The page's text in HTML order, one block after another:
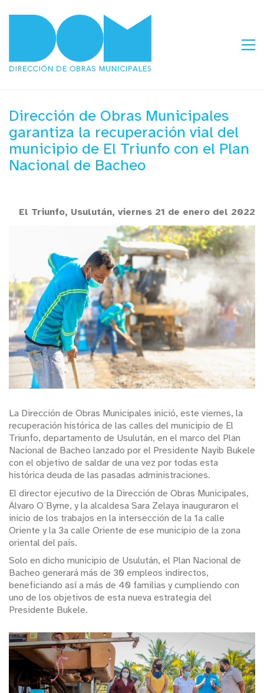
Dirección de Obras Municipales
garantiza la recuperación vial del
municipio de El Triunfo con el Plan
Nacional de Bacheo
El Triunfo, Usulután, viernes 21 de enero del 2022
La Dirección de Obras Municipales inició, este viernes, la
recuperación histórica de las calles del municipio de El
Triunfo, departamento de Usulután, en el marco del Plan
Nacional de Bacheo lanzado por el Presidente Nayib Bukele
con el objetivo de saldar de una vez por todas esta
histórica deuda de las pasadas administraciones.
El director ejecutivo de la Dirección de Obras Municipales,
Álvaro O´Byrne, y la alcaldesa Sara Zelaya inauguraron el
inicio de los trabajos en la intersección de la 1a calle
Oriente y la 3a calle Oriente de ese municipio de la zona
oriental del país.
Solo en dicho municipio de Usulután, el Plan Nacional de
Bacheo generará más de 30 empleos indirectos,
beneficiando así a más de 40 familias y cumpliendo con
uno de los objetivos de esta nueva estrategia del
Presidente Bukele.